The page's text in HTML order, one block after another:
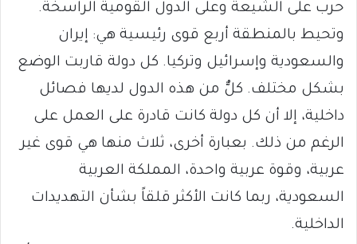
حرب على الشيعة وعلى الدول القومية الراسخة.
وتحيط بالمنطقة أربع قوى رئيسية هي: إيران
والسعودية وإسرائيل وتركيا. كل دولة قاربت الوضع
بشكل مختلف. كلٌّ من هذه الدول لديها فصائل
داخلية، إلا أن كل دولة كانت قادرة على العمل على
الرغم من ذلك. بعبارة أخرى، ثلاث منها هي قوى غير
عربية، وقوة عربية واحدة، المملكة العربية
السعودية، ربما كانت الأكثر قلقاً بشأن التهديدات
الداخلية.